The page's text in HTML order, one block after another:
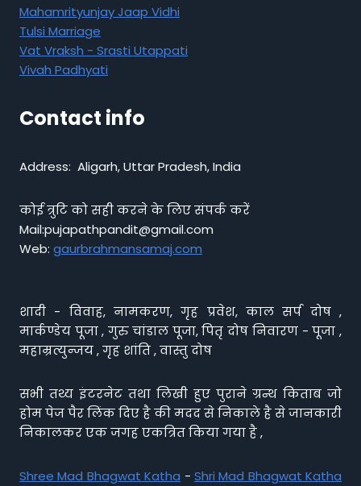
Mahamrityunjay Jaap Vidhi
Tulsi Marriage
Vat Vraksh - Srasti Utappati
Vivah Padhyati
Contact info
Address: Aligarh, Uttar Pradesh, India
कोई त्रुटि को सही करने के लिए संपर्क करें
Mail:pujapathpandit@gmail.com
Web: gaurbrahmansamaj.com
शादी - विवाह, नामकरण, गृह प्रवेश, काल सर्प दोष ,
मार्कण्डेय पूजा , गुरु चांडाल पूजा, पितृ दोष निवारण - पूजा ,
महाम्रत्युन्जय , गृह शांति , वास्तु दोष
सभी तथ्य इंटरनेट तथा लिखी हुए पुराने ग्रन्थ किताब जो
होम पेज पैर लिंक दिए है की मदद से निकाले है से जानकारी
निकालकर एक जगह एकत्रित किया गया है ,
Shree Mad Bhagwat Katha - Shri Mad Bhagwat Katha